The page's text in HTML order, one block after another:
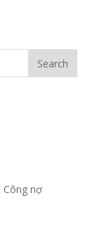
Công nợ